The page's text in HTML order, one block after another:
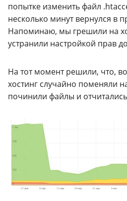
попытке изменить файл
несколько минут вернулся в
Напоминаю, мы грешили на
устранили настройкой прав
На тот момент решили, что,
хостинг случайно поменяли
починили файлы и отчитались